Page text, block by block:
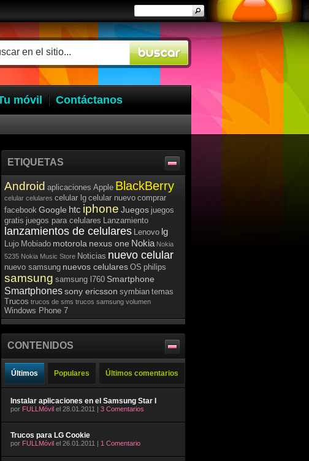
móvil Contáctanos
ETIQUETAS
Android aplicaciones Apple BlackBerry
celular celulares celular lg celular nuevo comprar
facebook Google htc iphone Juegos juegos
gratis juegos para celulares Lanzamiento
lanzamientos de celulares Lenovo lg
Lujo Mobiado motorola nexus one Nokia Nokia
5235 Nokia Music Store Noticias nuevo celular
nuevo samsung nuevos celulares OS philips
samsung samsung l760 Smartphone
Smartphonessony ericsson symbian temas
Trucos trucos de sms trucos samsung volumen
Windows Phone 7
CONTENIDOS
Últimos Populares Últimos comentarios
Instalar aplicaciones en el Samsung Star I
por FULLMóvil el 28.01.2011 | 3 Comentarios
Trucos para LG Cookie
por FULLMóvil el 26.01.2011 | 1 Comentario